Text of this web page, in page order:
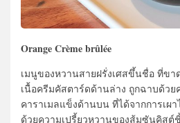
Orange Crème brûlée
เมนูของหวานสายฝรั่งเศสขึ้นชื่อ ที่ขา
เนื้อครีมคัสตาร์ดด้านล่าง ถูกฉาบด้ว
คาราเมลแข็งด้านบน ที่ได้จากการเผ
ด้วยความเปรี้ยวหวานของส้มซันคิส